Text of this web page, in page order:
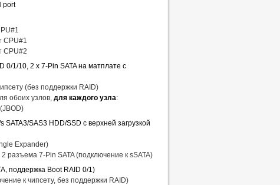
port
CPU#1
CPU#2
0/1/10, 2 x 7-Pin SATA на матплате с
(без поддержки RAID)
обоих узлов, для каждого узла:
SAS3 HDD/SSD с верхней загрузкой
Expander)
разъема 7-Pin SATA (подключение к sSATA)
поддержка Boot RAID 0/1)
к чипсету, без поддержки RAID)